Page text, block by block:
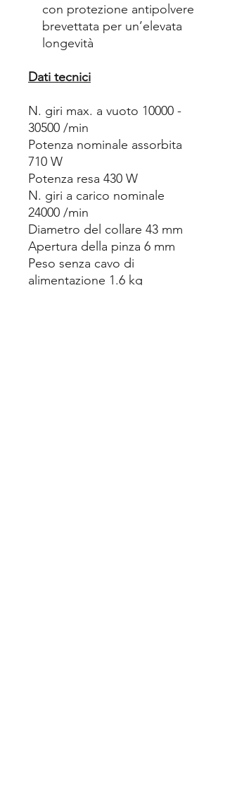
con protezione antipolvere
brevettata per un’elevata
longevità
Dati tecnici
N. giri max. a vuoto 10000 -
30500 /min
Potenza nominale assorbita
710 W
Potenza resa 430 W
N. giri a carico nominale
24000 /min
Diametro del collare 43 mm
Apertura della pinza 6 mm
Peso senza cavo di
alimentazione 1.6 kg